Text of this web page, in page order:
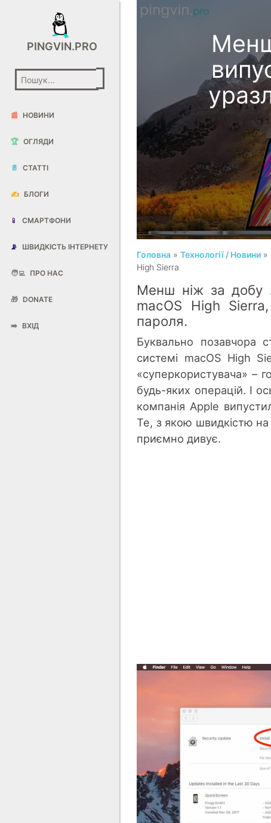
PINGVIN.PRO
📰 НОВИНИ
🏆 ОГЛЯДИ
📄 СТАТТІ
✍️ БЛОГИ
📱 СМАРТФОНИ
📡 ШВИДКІСТЬ ІНТЕРНЕТУ
🧑‍💻 ПРО НАС
🎁 DONATE
➡️ ВХІД
Головна »Технології / Новини »
High Sierra
Менш ніж за добу
macOS High
пароля.
Буквально позавчора
системі macOS High
«суперкористувача» –
будь-яких операцій. І
компанія Apple
Те, з якою швидкістю на
приємно дивує.